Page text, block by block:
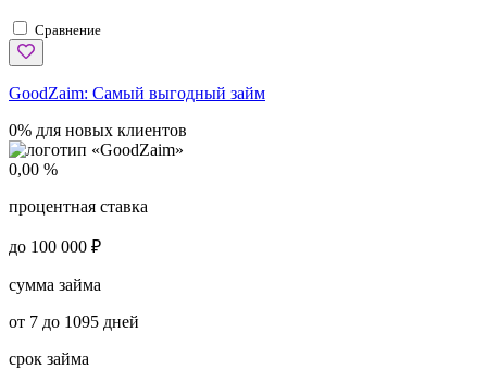
Сравнение
GoodZaim: Самый выгодный займ
0% для новых клиентов
0,00 %
процентная ставка
до 100 000 ₽
сумма займа
от 7 до 1095 дней
срок займа